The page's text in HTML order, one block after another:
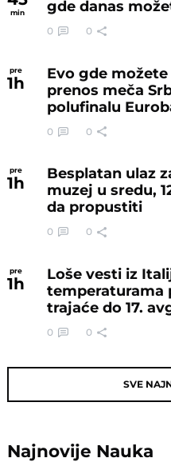
min gde danas
0 0
pre
1h
Evo gde
prenos meča
polufinalu
0 0
pre
1h
Besplatan ulaz
muzej u sredu,
da propustiti
0 0
pre
1h
Loše vesti iz
temperaturama
trajaće do 17.
0 0
SVE
Najnovije Nauka